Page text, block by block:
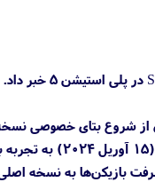
(۱۵ آوریل ۲۰۲۴) به تجربه بازی سی آو تیوز و کسب جوایز مختلف بپردازند.